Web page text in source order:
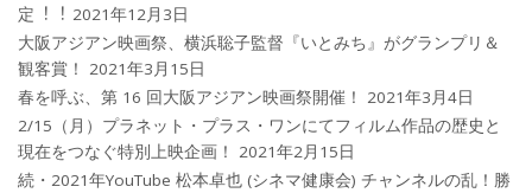
定︕︕ 2021年12月3日
大阪アジアン映画祭、横浜聡子監督『いとみち』がグランプリ＆
観客賞！
2021年3月15日
春を呼ぶ、第 16 回大阪アジアン映画祭開催！
2021年3月4日
2/15（月）プラネット・プラス・ワンにてフィルム作品の歴史と
現在をつなぐ特別上映企画！
2021年2月15日
続・2021年YouTube 松本卓也 (シネマ健康会) チャンネルの乱！勝